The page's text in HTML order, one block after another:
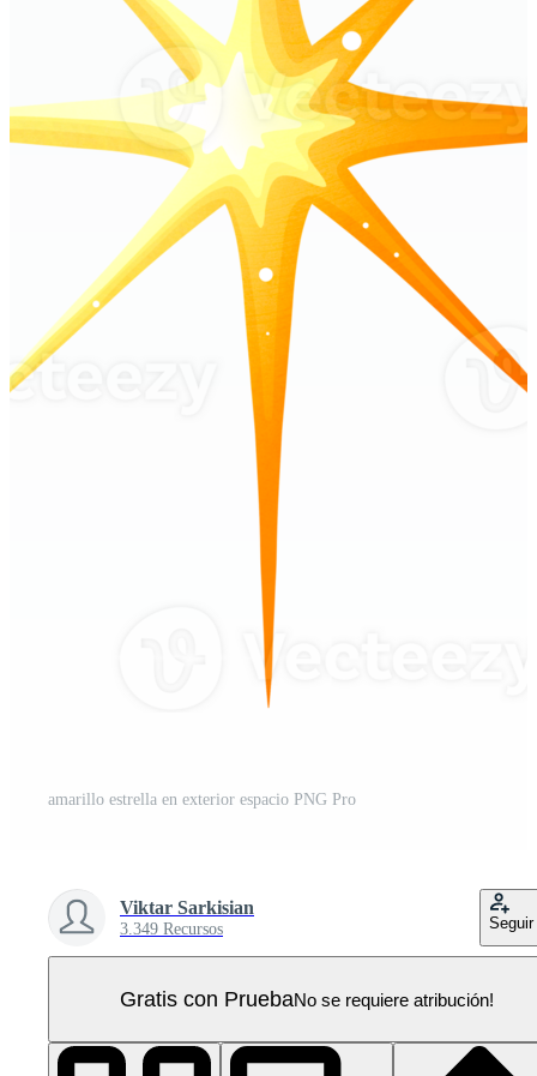
amarillo estrella en exterior espacio PNG Pro
Viktar Sarkisian
3.349 Recursos Seguir
Gratis con PruebaNo se requiere atribución!